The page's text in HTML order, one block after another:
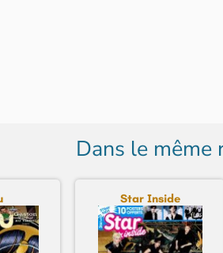
Dans le même
Star Inside